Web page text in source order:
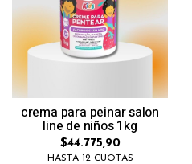
crema para peinar salon
line de niños 1kg
$44.775,90
HASTA 12 CUOTAS